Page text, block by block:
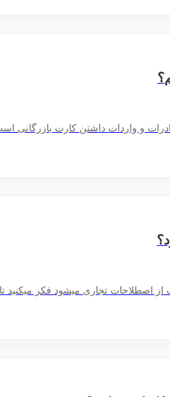
و واردات داشتن کارت بازرگانی
تجاری می­شود فکر می­کنید تا